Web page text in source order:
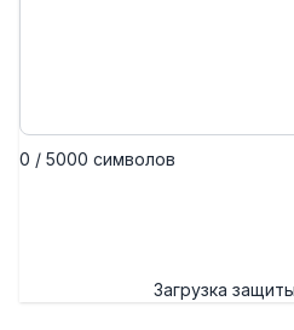
0 / 5000 символов
Загрузка